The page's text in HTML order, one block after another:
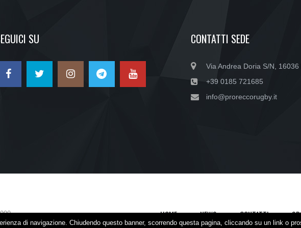
SU CONTATTI SEDE
Via Andrea Doria S/N,
+39 0185 721685
info@proreccorugby.it
HOME NEWS CONTATTI
di navigazione. Chiudendo questo banner, scorrendo questa pagina, cliccando su un link o